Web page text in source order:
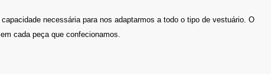
necessária para nos adaptarmos a todo o tipo de vestuário. O
cada peça que confecionamos.